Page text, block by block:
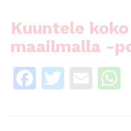
Kuuntele
maailmalla -
F
T
E